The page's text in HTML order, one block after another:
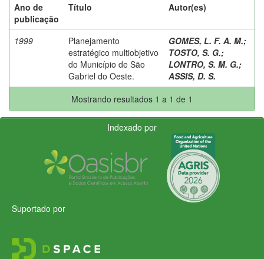
Ano de
publicação
Título Autor(es)
1999
Planejamento
estratégico multiobjetivo
do Município de São
Gabriel do Oeste.
GOMES, L. F. A. M.;
TOSTO, S. G.;
LONTRO, S. M. G.;
ASSIS, D. S.
Mostrando resultados 1 a 1 de 1
Indexado por
Suportado por